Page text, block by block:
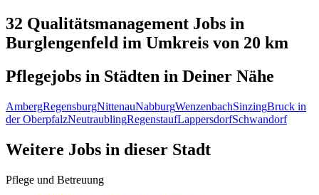
32 Qualitätsmanagement Jobs in
Burglengenfeld im Umkreis von 20 km
Pflegejobs in Städten in Deiner Nähe
AmbergRegensburgNittenauNabburgWenzenbachSinzingBruck in
der OberpfalzNeutraublingRegenstaufLappersdorfSchwandorf
Weitere Jobs in dieser Stadt
Pflege und Betreuung